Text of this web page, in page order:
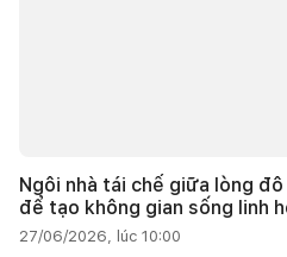
Ngôi nhà tái chế giữa lòng
để tạo không gian sống linh
27/06/2026, lúc 10:00